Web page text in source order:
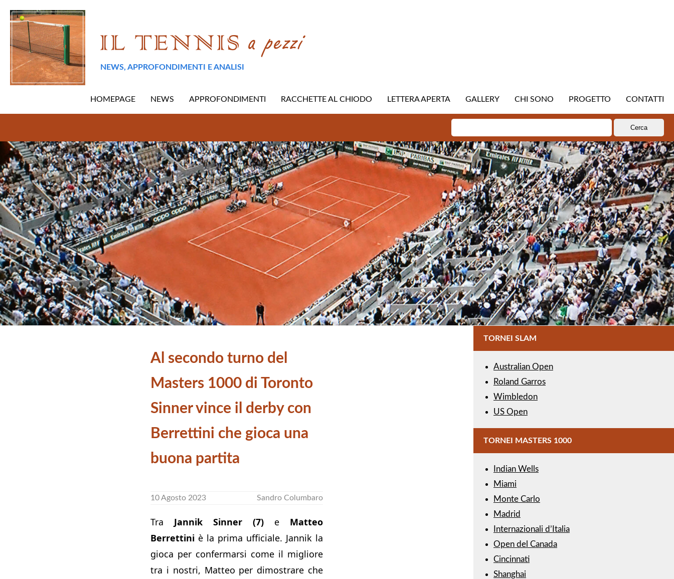
NEWS, APPROFONDIMENTI E ANALISI
HOMEPAGE NEWS APPROFONDIMENTI RACCHETTE AL CHIODO LETTERA APERTA GALLERY CHI SONO PROGETTO CONTATTI
per:
Al secondo turno del
Masters 1000 di Toronto
Sinner vince il derby con
Berrettini che gioca una
buona partita
10 Agosto 2023 Sandro Columbaro
Tra Jannik Sinner (7) e Matteo
Berrettini è la prima ufficiale. Jannik la
gioca per confermarsi come il migliore
tra i nostri, Matteo per dimostrare che
TORNEI SLAM
Australian Open
Roland Garros
Wimbledon
US Open
TORNEI MASTERS 1000
Indian Wells
Miami
Monte Carlo
Madrid
Internazionali d’Italia
Open del Canada
Cincinnati
Shanghai